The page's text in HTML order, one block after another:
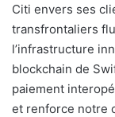
Citi envers ses
transfrontaliers
l’infrastructure
blockchain de
paiement
et renforce notre